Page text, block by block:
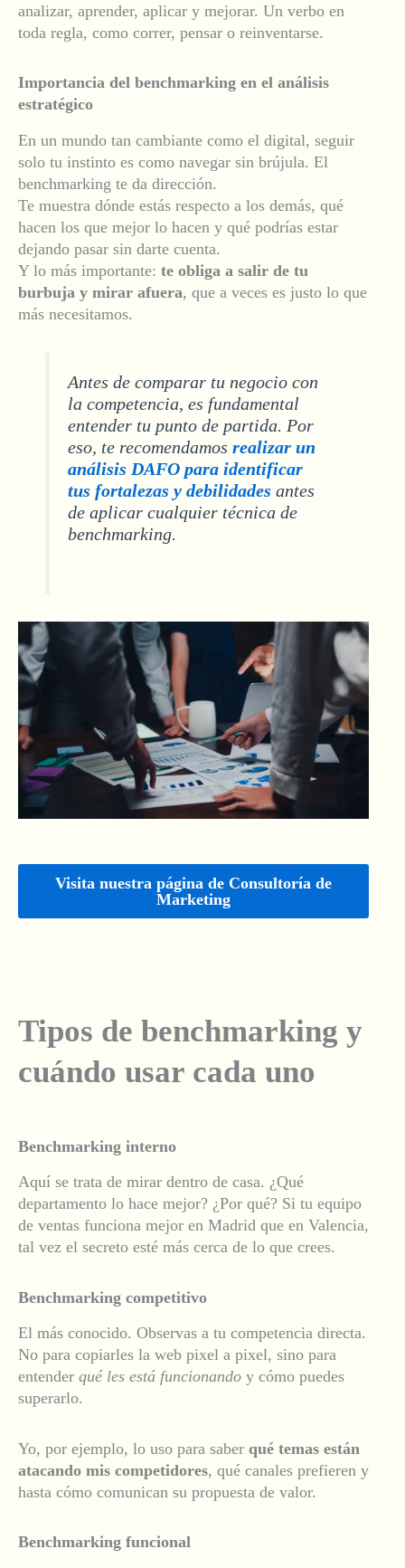
analizar, aprender, aplicar y mejorar. Un verbo en
toda regla, como correr, pensar o reinventarse.
Importancia del benchmarking en el análisis
estratégico
En un mundo tan cambiante como el digital, seguir
solo tu instinto es como navegar sin brújula. El
benchmarking te da dirección.
Te muestra dónde estás respecto a los demás, qué
hacen los que mejor lo hacen y qué podrías estar
dejando pasar sin darte cuenta.
Y lo más importante: te obliga a salir de tu
burbuja y mirar afuera, que a veces es justo lo que
más necesitamos.
Antes de comparar tu negocio con
la competencia, es fundamental
entender tu punto de partida. Por
eso, te recomendamos realizar un
análisis DAFO para identificar
tus fortalezas y debilidades antes
de aplicar cualquier técnica de
benchmarking.
Visita nuestra página de Consultoría de
Marketing
Tipos de benchmarking y
cuándo usar cada uno
Benchmarking interno
Aquí se trata de mirar dentro de casa. ¿Qué
departamento lo hace mejor? ¿Por qué? Si tu equipo
de ventas funciona mejor en Madrid que en Valencia,
tal vez el secreto esté más cerca de lo que crees.
Benchmarking competitivo
El más conocido. Observas a tu competencia directa.
No para copiarles la web pixel a pixel, sino para
entender qué les está funcionando y cómo puedes
superarlo.
Yo, por ejemplo, lo uso para saber qué temas están
atacando mis competidores, qué canales prefieren y
hasta cómo comunican su propuesta de valor.
Benchmarking funcional